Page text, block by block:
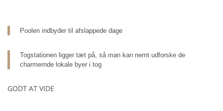
Poolen indbyder til afslappede dage
Togstationen ligger tæt på, så man kan nemt udforske de
charmernde lokale byer i tog
GODT AT VIDE